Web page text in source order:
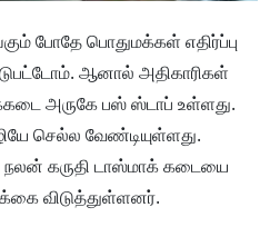
போதே பொதுமக்கள் எதிர்ப்பு
ஆனால் அதிகாரிகள்
அருகே பஸ் ஸ்டாப் உள்ளது.
செல்ல வேண்டியுள்ளது.
கருதி டாஸ்மாக் கடையை
விடுத்துள்ளனர்.